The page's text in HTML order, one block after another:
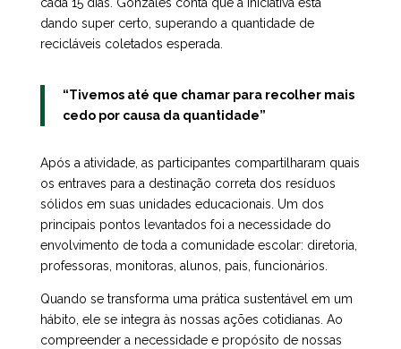
dando super certo, superando a quantidade de
recicláveis coletados esperada.
“Tivemos até que chamar para recolher mais
cedo por causa da quantidade”
Após a atividade, as participantes compartilharam quais
os entraves para a destinação correta dos resíduos
sólidos em suas unidades educacionais. Um dos
principais pontos levantados foi a necessidade do
envolvimento de toda a comunidade escolar: diretoria,
professoras, monitoras, alunos, pais, funcionários.
Quando se transforma uma prática sustentável em um
hábito, ele se integra às nossas ações cotidianas. Ao
compreender a necessidade e propósito de nossas